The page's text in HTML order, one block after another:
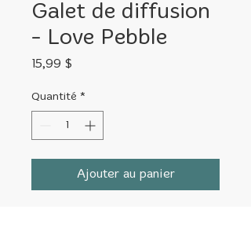
Galet de diffusion
- Love Pebble
15,99 $
Quantité *
Ajouter au panier